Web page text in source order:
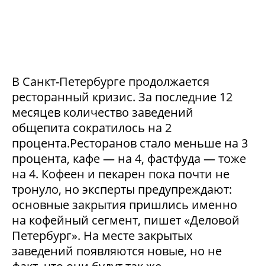
В Санкт-Петербурге продолжается
ресторанный кризис. За последние 12
месяцев количество заведений
общепита сократилось на 2
процента.Ресторанов стало меньше на 3
процента, кафе — на 4, фастфуда — тоже
на 4. Кофеен и пекарен пока почти не
тронуло, но эксперты предупреждают:
основные закрытия пришлись именно
на кофейный сегмент, пишет «Деловой
Петербург». На месте закрытых
заведений появляются новые, но не